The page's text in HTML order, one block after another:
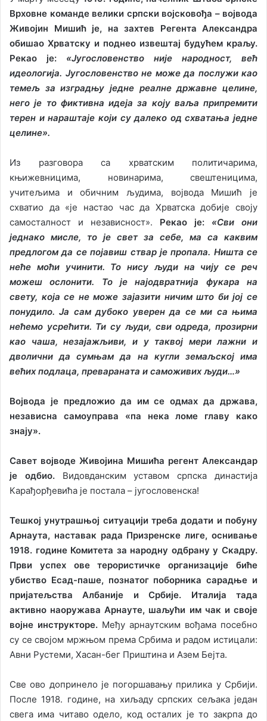
Врховне команде велики српски војсковођа – војвода
Живојин Мишић је, на захтев Регента Александра
обишао Хрватску и поднео извештај будућем краљу.
Рекао је: «Југословенство није народност, већ
идеологија. Југословенство не може да послужи као
темељ за изградњу једне реалне државне целине,
него је то фиктивна идеја за коју ваља припремити
терен и нараштаје који су далеко од схватања једне
целине».
Из разговора са хрватским политичарима,
књижевницима, новинарима, свештеницима,
учитељима и обичним људима, војвода Мишић је
схватио да «је настао час да Хрватска добије своју
самосталност и независност». Рекао је: «Сви они
једнако мисле, то је свет за себе, ма са каквим
предлогом да се појавиш ствар је пропала. Ништа се
неће моћи учинити. То нису људи на чију се реч
можеш ослонити. То је најодвратнија фукара на
свету, која се не може зајазити ничим што би јој се
понудило. Ја сам дубоко уверен да се ми са њима
нећемо усрећити. Ти су људи, сви одреда, прозирни
као чаша, незајажљиви, и у таквој мери лажни и
дволични да сумњам да на кугли земаљској има
већих подлаца, превараната и саможивих људи…»
Војвода је предложио да им се одмах да држава,
независна самоуправа «па нека ломе главу како
знају».
Савет војводе Живојина Мишића регент Александар
је одбио.Видовданским уставом српска династија
Карађорђевића је постала – југословенска!
Тешкој унутрашњој ситуацији треба додати и побуну
Арнаута, наставак рада Призренске лиге, оснивање
1918. године Комитета за народну одбрану у Скадру.
Први успех ове терористичке организације биће
убиство Есад-паше, познатог поборника сарадње и
пријатељства Албаније и Србије. Италија тада
активно наоружава Арнауте, шаљући им чак и своје
војне инструкторе. Међу арнаутским вођама посебно
су се својом мржњом према Србима и радом истицали:
Авни Рустеми, Хасан-бег Приштина и Азем Бејта.
Све ово допринело је погоршавању прилика у Србији.
После 1918. године, на хиљаду српских сељака један
свега има читаво одело, код осталих је то закрпа до